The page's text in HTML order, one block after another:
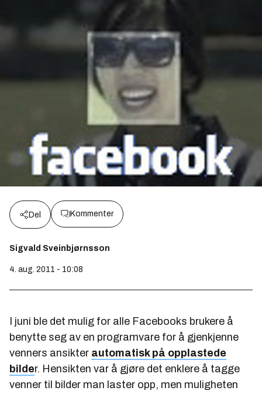
Del Kommenter
Sigvald Sveinbjørnsson
4. aug. 2011 - 10:08
I juni ble det mulig for alle Facebooks brukere å
benytte seg av en programvare for å gjenkjenne
venners ansikter automatisk på opplastede
bilder. Hensikten var å gjøre det enklere å tagge
venner til bilder man laster opp, men muligheten